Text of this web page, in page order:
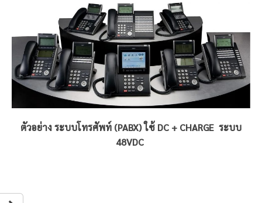
ตัวอย่าง ระบบโทรศัพท์ (PABX) ใช้ DC + CHARGE ระบบ
48VDC